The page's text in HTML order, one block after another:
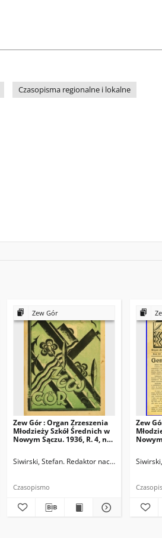
Czasopisma regionalne i lokalne
Zew Gór
Zew Gór : Organ Zrzeszenia
Młodzieży Szkół Średnich w
Nowym Sączu. 1936, R. 4, nr
Siwirski, Stefan. Redaktor naczelny
Czasopismo
Zew